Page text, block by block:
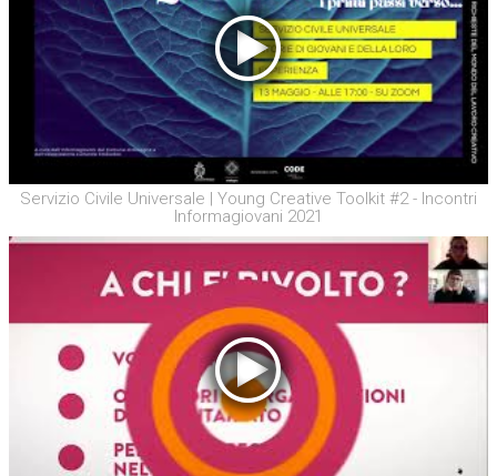
Servizio Civile Universale | Young Creative Toolkit #2 - Incontri
Informagiovani 2021